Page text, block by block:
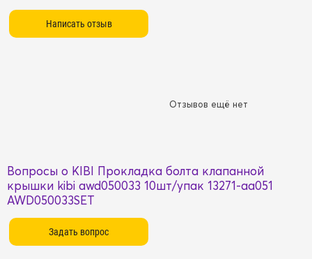
Отзывов ещё нет
Вопросы о KIBI Прокладка болта клапанной
крышки kibi awd050033 10шт/упак 13271-aa051
AWD050033SET